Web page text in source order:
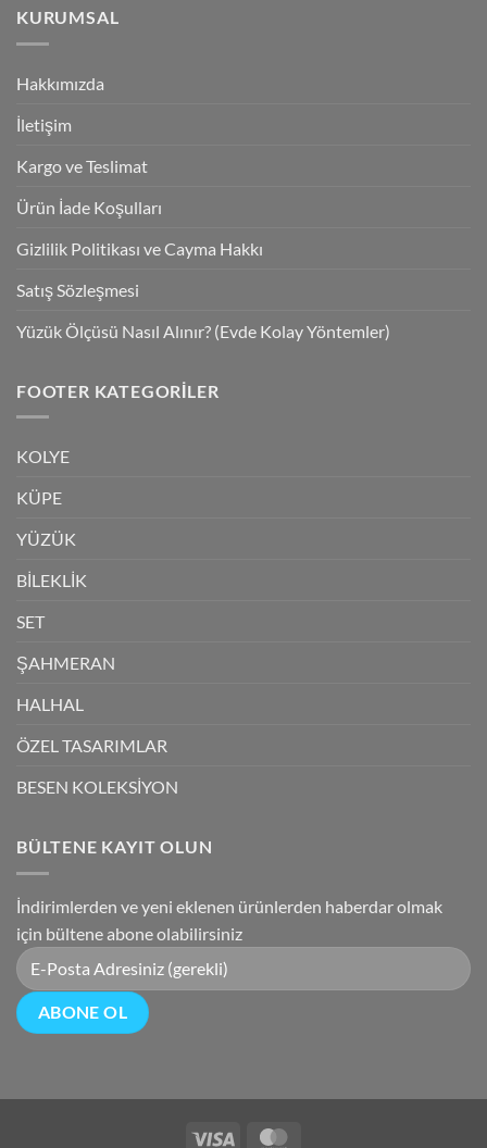
KURUMSAL
Hakkımızda
İletişim
Kargo ve Teslimat
Ürün İade Koşulları
Gizlilik Politikası ve Cayma Hakkı
Satış Sözleşmesi
Yüzük Ölçüsü Nasıl Alınır? (Evde Kolay Yöntemler)
FOOTER KATEGORILER
KOLYE
KÜPE
YÜZÜK
BİLEKLİK
SET
ŞAHMERAN
HALHAL
ÖZEL TASARIMLAR
BESEN KOLEKSİYON
BÜLTENE KAYIT OLUN
İndirimlerden ve yeni eklenen ürünlerden haberdar olmak
için bültene abone olabilirsiniz
Visa